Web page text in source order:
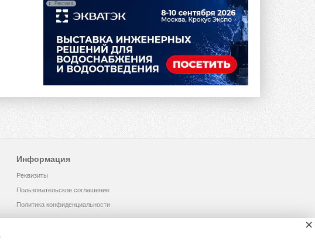
Реклама
Информация
Реквизиты
Пользовательское соглашение
Политика конфиденциальности
×